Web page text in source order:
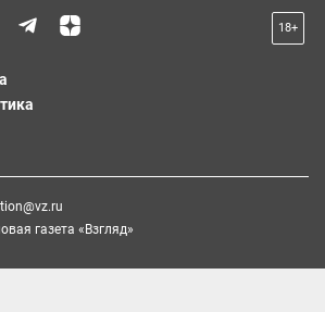
18+
газета «Взгляд»